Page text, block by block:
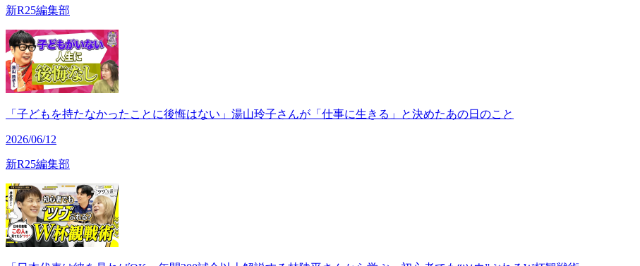
新R25編集部
「子どもを持たなかったことに後悔はない」湯山玲子さんが「仕事に生きる」と決めたあの日のこと
2026/06/12
新R25編集部